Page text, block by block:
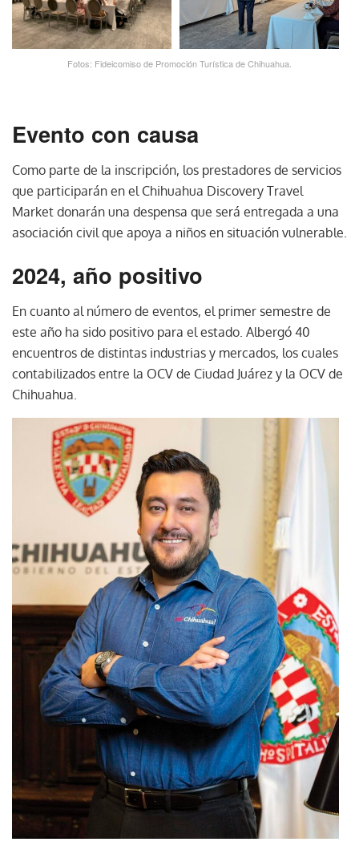
Fotos: Fideicomiso de Promoción Turística de Chihuahua.
Evento con causa
Como parte de la inscripción, los prestadores de servicios
que participarán en el Chihuahua Discovery Travel
Market donarán una despensa que será entregada a una
asociación civil que apoya a niños en situación vulnerable.
2024, año positivo
En cuanto al número de eventos, el primer semestre de
este año ha sido positivo para el estado. Albergó 40
encuentros de distintas industrias y mercados, los cuales
contabilizados entre la OCV de Ciudad Juárez y la OCV de
Chihuahua.